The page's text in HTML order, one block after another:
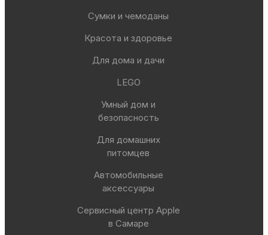
Сумки и чемоданы
Красота и здоровье
Для дома и дачи
LEGO
Умный дом и
безопасность
Для домашних
питомцев
Автомобильные
аксессуары
Сервисный центр Apple
в Самаре